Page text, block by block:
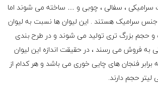
، سفالی ، چوبی و … ساخته می شوند اما
جنس سرامیک هستند . این لیوان ها نسبت به لیوان
و حجم بزرگ تری تولید می شوند و در طرح بندی
به فروش می رسند ، در حقیقت اندازه این لیوان
برابر فنجان های چایی خوری می باشد و هر کدام از